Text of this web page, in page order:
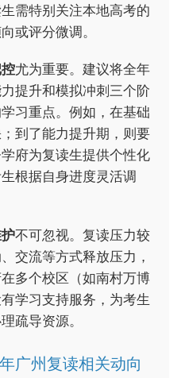
需特别关注本地高考的
或评分微调。
尤为重要。建议将全年
提升和模拟冲刺三个阶
习重点。例如，在基础
到了能力提升期，则要
府为复读生提供个性化
根据自身进度灵活调
不可忽视。复读压力较
交流等方式释放压力，
多个校区（如南村万博
学习支持服务，为考生
疏导资源。
广州复读相关动向